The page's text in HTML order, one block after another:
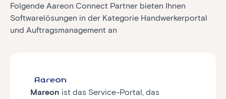
Folgende Aareon Connect Partner bieten Ihnen
Softwarelösungen in der Kategorie Handwerkerportal
und Auftragsmanagement an
Mareon ist das Service-Portal, das